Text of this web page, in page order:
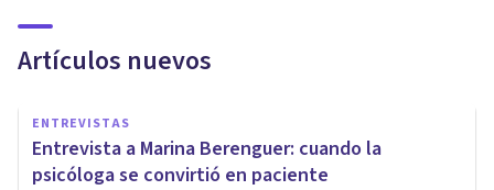
Artículos nuevos
ENTREVISTAS
Entrevista a Marina Berenguer: cuando la
psicóloga se convirtió en paciente